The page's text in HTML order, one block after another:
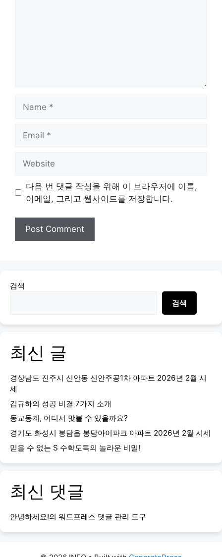
다음 번 댓글 작성을 위해 이 브라우저에 이름,
이메일, 그리고 웹사이트를 저장합니다.
검색
검색
최신 글
경상남도 진주시 신안동 신안주공1차 아파트 2026년 2월 시
세
김규하의 성공 비결 7가지 소개
동교동계, 어디서 맛볼 수 있을까요?
경기도 화성시 봉담읍 봉담아이파크 아파트 2026년 2월 시세
믿을 수 없는 S 수학도둑의 놀라운 비밀!
최신 댓글
안녕하세요!의 워드프레스 댓글 관리 도구